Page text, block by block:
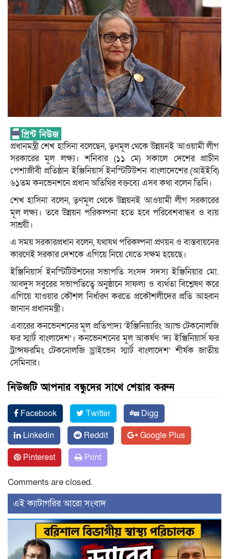
প্রধানমন্ত্রী শেখ হাসিনা বলেছেন, তৃণমূল থেকে উন্নয়নই আওয়ামী লীগ
সরকারের মূল লক্ষ্য। শনিবার (১১ মে) সকালে দেশের প্রাচীন
পেশাজীবী প্রতিষ্ঠান ইঞ্জিনিয়ার্স ইনস্টিটিউশন বাংলাদেশের (আইইবি)
৬১তম কনভেনশনে প্রধান অতিথির বক্তব্যে এসব কথা বলেন তিনি।
শেখ হাসিনা বলেন, তৃণমূল থেকে উন্নয়নই আওয়ামী লীগ সরকারের
মূল লক্ষ্য। তবে উন্নয়ন পরিকল্পনা হতে হবে পরিবেশবান্ধব ও ব্যয়
সাশ্রয়ী।
এ সময় সরকারপ্রধান বলেন, যথাযথ পরিকল্পনা প্রণয়ন ও বাস্তবায়নের
কারণেই সরকার দেশকে এগিয়ে নিয়ে যেতে সক্ষম হয়েছে।
ইঞ্জিনিয়ার্স ইনস্টিটিউশনের সভাপতি সংসদ সদস্য ইঞ্জিনিয়ার মো.
আবদুস সবুরের সভাপতিত্বে অনুষ্ঠানে সাফল্য ও ব্যর্থতা বিশ্লেষণ করে
এগিয়ে যাওয়ার কৌশল নির্ধারণ করতে প্রকৌশলীদের প্রতি আহ্বান
জানান প্রধানমন্ত্রী।
এবারের কনভেনশনের মূল প্রতিপাদ্য ‘ইঞ্জিনিয়ারিং অ্যান্ড টেকনোলজি
ফর স্মার্ট বাংলাদেশ’। কনভেনশনের মূল আকর্ষণ ‘দ্য ইঞ্জিনিয়ার্স ফর
ট্রান্সফরমিং টেকনোলজি ড্রাইভেন স্মার্ট বাংলাদেশ’ শীর্ষক জাতীয়
সেমিনার।
নিউজটি আপনার বন্ধুদের সাথে শেয়ার করুন
Facebook Twitter
Digg
Linkedin
Reddit
Google Plus
Pinterest
Print
Comments are closed.
‍এই ক্যাটাগরির ‍আরো সংবাদ